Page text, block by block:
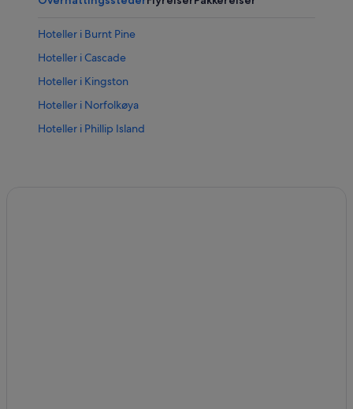
Hoteller i Burnt Pine
Hoteller i Cascade
Hoteller i Kingston
Hoteller i Norfolkøya
Hoteller i Phillip Island